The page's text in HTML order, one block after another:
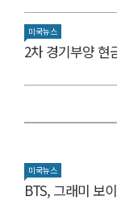
미국뉴스
2차 경기부양 현
미국뉴스
BTS, 그래미 보